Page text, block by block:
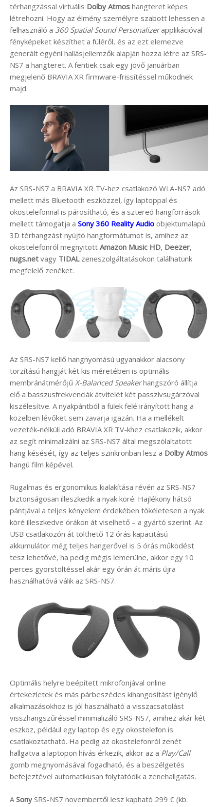
térhangzással virtuális Dolby Atmos hangteret képes
létrehozni. Hogy az élmény személyre szabott lehessen a
felhasználó a 360 Spatial Sound Personalizerapplikációval
fényképeket készíthet a füléről, és az ezt elemezve
generált egyéni hallásjellemzők alapján hozza létre az SRS-
NS7 a hangteret. A fentiek csak egy jövő januárban
megjelenő BRAVIA XR firmware-frissítéssel működnek
majd.
Az SRS-NS7 a BRAVIA XR TV-hez csatlakozó WLA-NS7 adó
mellett más Bluetooth eszközzel, így laptoppal és
okostelefonnal is párosítható, és a sztereó hangforrások
mellett támogatja a Sony 360 Reality Audio objektumalapú
3D térhangzást nyújtó hangformátumot is, amihez az
okostelefonról megnyitott Amazon Music HD, Deezer,
nugs.net vagy TIDALzeneszolgáltatásokon találhatunk
megfelelő zenéket.
Az SRS-NS7 kellő hangnyomású ugyanakkor alacsony
torzítású hangját két kis méretében is optimális
membránátmérőjű X-Balanced Speakerhangszóró állítja
elő a basszusfrekvenciák átvitelét két passzívsugárzóval
kiszélesítve. A nyakpántból a fülek felé irányított hang a
közelben lévőket sem zavarja igazán. Ha a mellékelt
vezeték-nélküli adó BRAVIA XR TV-khez csatlakozik, akkor
az segít minimalizálni az SRS-NS7 által megszólaltatott
hang késését, így az teljes szinkronban lesz a Dolby Atmos
hangú film képével.
Rugalmas és ergonomikus kialakítása révén az SRS-NS7
biztonságosan illeszkedik a nyak köré. Hajlékony hátsó
pántjával a teljes kényelem érdekében tökéletesen a nyak
köré illeszkedve órákon át viselhető – a gyártó szerint. Az
USB csatlakozón át tölthető 12 órás kapacitású
akkumulátor még teljes hangerővel is 5 órás működést
tesz lehetővé, ha pedig mégis lemerülne, akkor egy 10
perces gyorstöltéssel akár egy órán át máris újra
használhatóvá válik az SRS-NS7.
Optimális helyre beépített mikrofonjával online
értekezletek és más párbeszédes kihangosítást igénylő
alkalmazásokhoz is jól használható a visszacsatolást
visszhangszűréssel minimalizáló SRS-NS7, amihez akár két
eszköz, például egy laptop és egy okostelefon is
csatlakoztatható. Ha pedig az okostelefonról zenét
hallgatva a laptopon hívás érkezik, akkor az a Play/Call
gomb megnyomásával fogadható, és a beszélgetés
befejeztével automatikusan folytatódik a zenehallgatás.
A Sony SRS-NS7 novembertől lesz kapható 299 € (kb.